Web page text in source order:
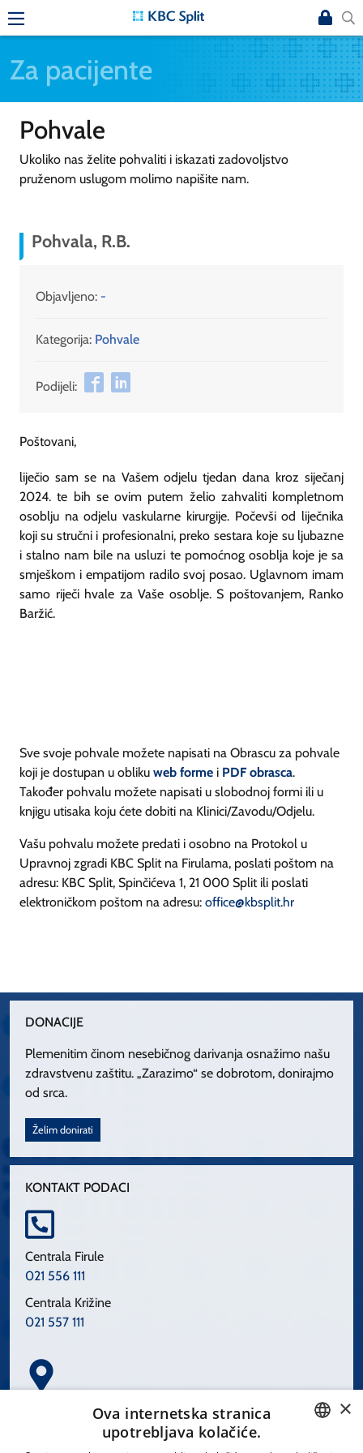
Za pacijente
Pohvale
Ukoliko nas želite pohvaliti i iskazati zadovoljstvo
pruženom uslugom molimo napišite nam.
Pohvala, R.B.
Objavljeno: -
Kategorija: Pohvale
Podijeli:
Poštovani,
liječio sam se na Vašem odjelu tjedan dana kroz siječanj
2024. te bih se ovim putem želio zahvaliti kompletnom
osoblju na odjelu vaskularne kirurgije. Počevši od liječnika
koji su stručni i profesionalni, preko sestara koje su ljubazne
i stalno nam bile na usluzi te pomoćnog osoblja koje je sa
smješkom i empatijom radilo svoj posao. Uglavnom imam
samo riječi hvale za Vaše osoblje. S poštovanjem, Ranko
Baržić.
Sve svoje pohvale možete napisati na Obrascu za pohvale
koji je dostupan u obliku web forme i PDF obrasca.
Također pohvalu možete napisati u slobodnoj formi ili u
knjigu utisaka koju ćete dobiti na Klinici/Zavodu/Odjelu.
Vašu pohvalu možete predati i osobno na Protokol u
Upravnoj zgradi KBC Split na Firulama, poslati poštom na
adresu: KBC Split, Spinčićeva 1, 21 000 Split ili poslati
elektroničkom poštom na adresu: office@kbsplit.hr
DONACIJE
Plemenitim činom nesebičnog darivanja osnažimo našu
zdravstvenu zaštitu. „Zarazimo“ se dobrotom, donirajmo
od srca.
Želim donirati
KONTAKT PODACI
Centrala Firule
021 556 111
Centrala Križine
021 557 111
Spinčićeva 1, 21000 Split
×
Ova internetska stranica
upotrebljava kolačiće.